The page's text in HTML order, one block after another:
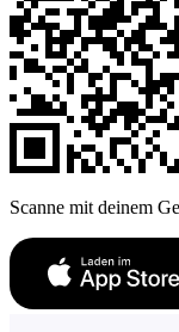
Scanne mit deinem